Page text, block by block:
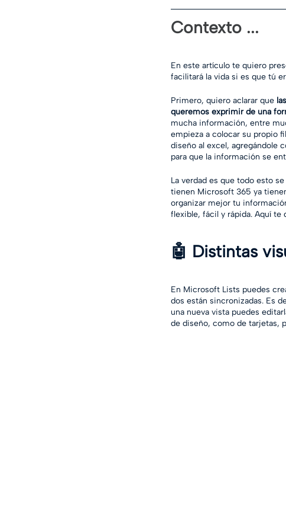
Contexto ...
En este artículo te quiero
facilitará la vida si es que tú
Primero, quiero aclarar que
queremos exprimir de una
mucha información, entre
empieza a colocar su propio
diseño al excel, agregándole
para que la información se
La verdad es que todo esto
tienen Microsoft 365 ya
organizar mejor tu
flexible, fácil y rápida. Aquí te
🤖 Distintas
En Microsoft Lists puedes
dos están sincronizadas. Es
una nueva vista puedes
de diseño, como de tarjetas,